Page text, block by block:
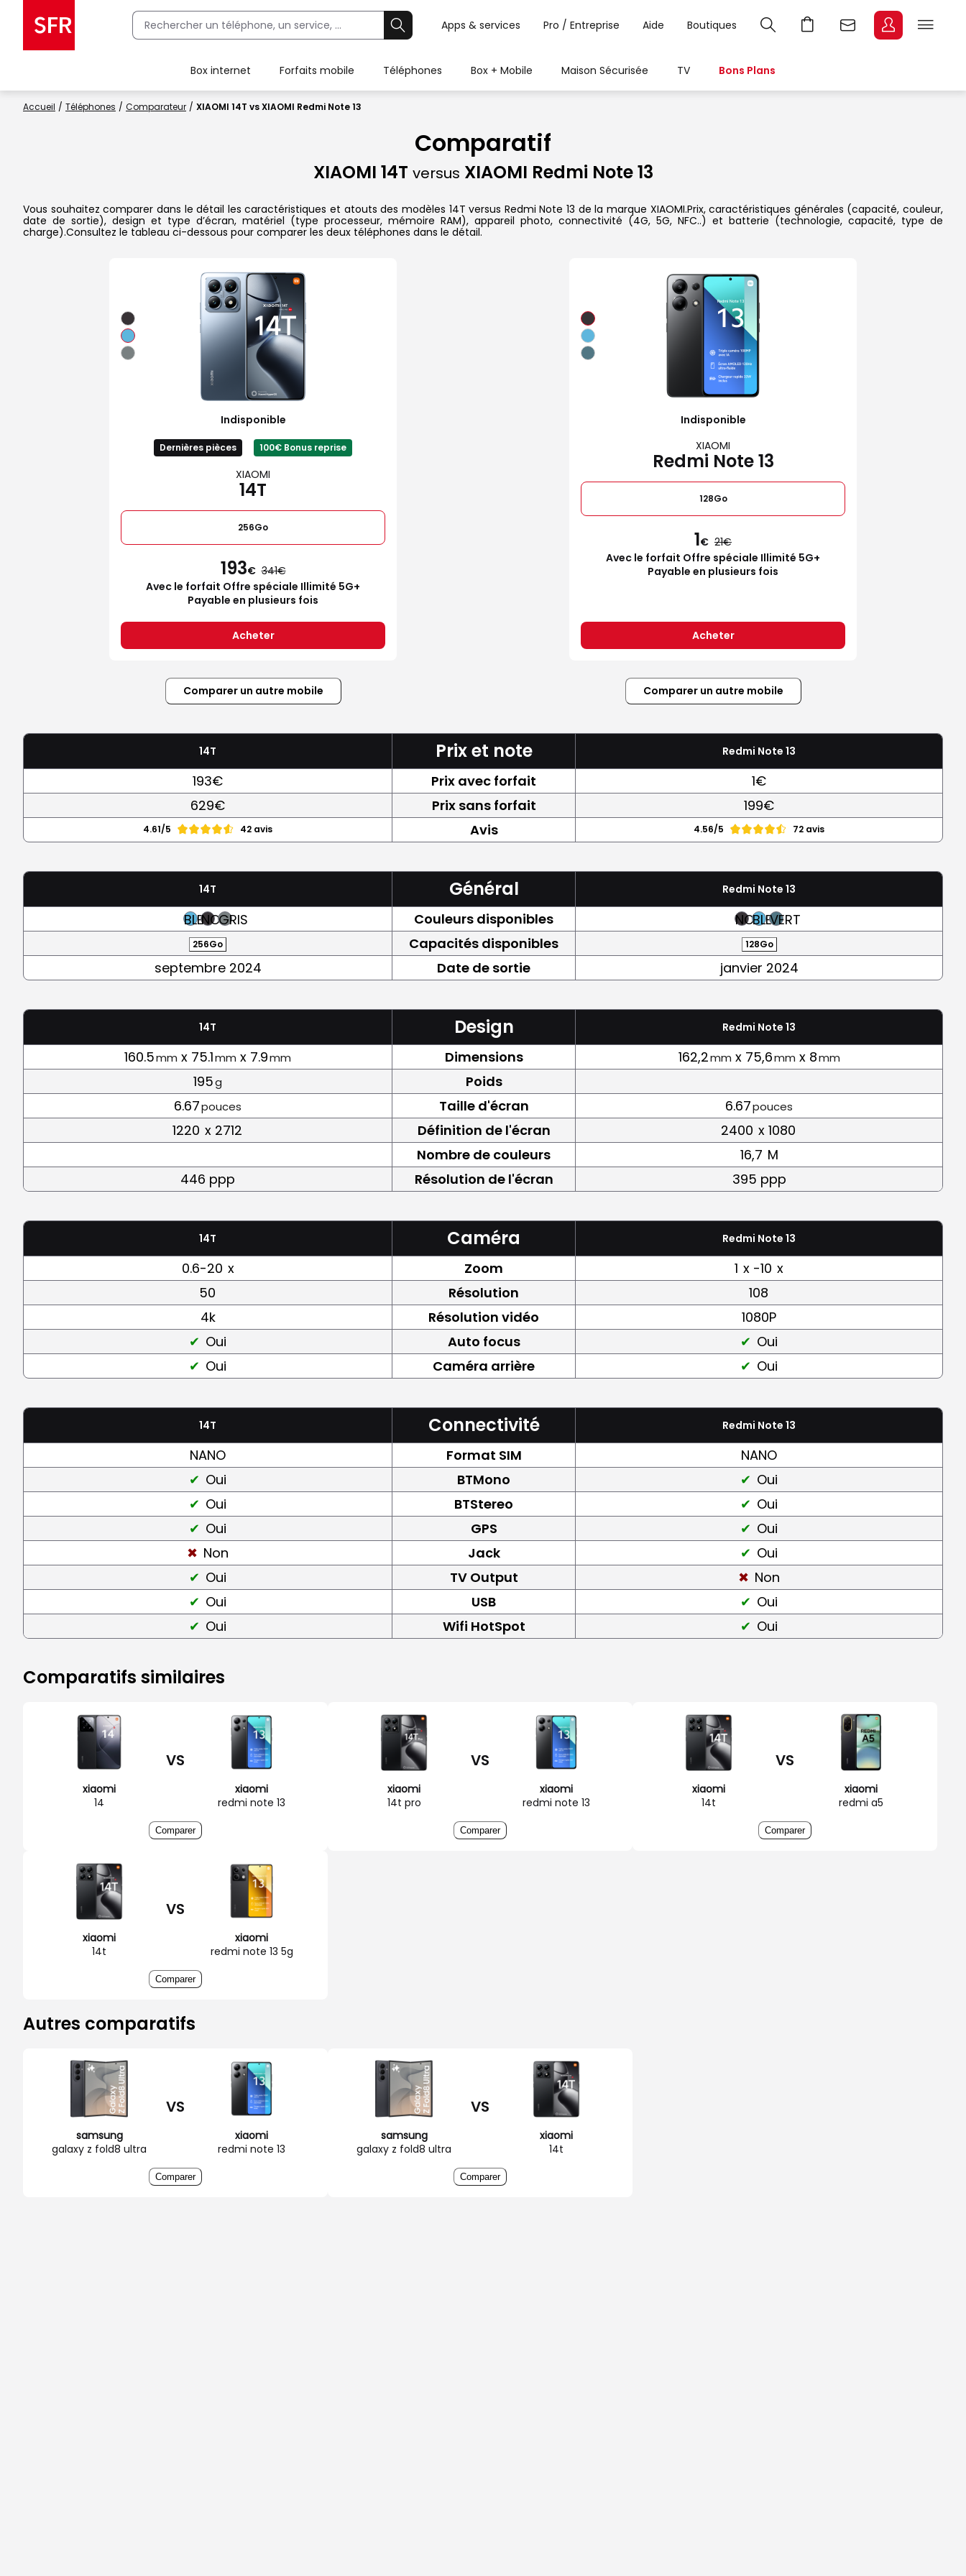
Apps & services Pro / Entreprise Aide Boutiques
Box internet Forfaits mobile Téléphones Box + Mobile Maison Sécurisée TV Bons Plans
Accueil Téléphones Comparateur XIAOMI 14T vs XIAOMI Redmi Note 13
Comparatif
XIAOMI 14T versus XIAOMI Redmi Note 13
Vous souhaitez comparer dans le détail les caractéristiques et atouts des modèles 14T versus Redmi Note 13 de la marque XIAOMI.Prix, caractéristiques générales (capacité, couleur,
date de sortie), design et type d’écran, matériel (type processeur, mémoire RAM), appareil photo, connectivité (4G, 5G, NFC..) et batterie (technologie, capacité, type de
charge).Consultez le tableau ci-dessous pour comparer les deux téléphones dans le détail.
Indisponible
Dernières pièces 100€ Bonus reprise
XIAOMI
14T
256Go
193€ 341
Avec le forfait Offre spéciale Illimité 5G+
Payable en plusieurs fois
Acheter
Indisponible
XIAOMI
Redmi Note 13
128Go
1€ 21
Avec le forfait Offre spéciale Illimité 5G+
Payable en plusieurs fois
Acheter
Comparer un autre mobile Comparer un autre mobile
14T Prix et note Redmi Note 13
193€ Prix avec forfait
1€
629€
Prix sans forfait 199€
4.61/5 42 avis Avis 4.56/5 72 avis
14T Général Redmi Note 13
BLEUNOIRGRIS Couleurs disponibles NOIRBLEUVERT
256Go Capacités disponibles 128Go
septembre 2024 Date de sortie janvier 2024
14T Design Redmi Note 13
160.5mm x 75.1mm x 7.9mm Dimensions 162,2mm x 75,6mm x 8mm
195g
Poids
6.67pouces Taille d'écran 6.67pouces
1220 x 2712 Définition de l'écran 2400 x 1080
Nombre de couleurs
16,7 M
446 ppp
Résolution de l'écran 395 ppp
14T Caméra Redmi Note 13
0.6-20 x Zoom 1 x -10 x
50
Résolution
108
4k
Résolution vidéo
1080P
Oui
Auto focus
Oui
Oui
Caméra arrière Oui
14T Connectivité Redmi Note 13
NANO Format SIM
NANO
Oui
BTMono
Oui
Oui
BTStereo
Oui
Oui
GPS
Oui
Non
Jack
Oui
Oui
TV Output
Non
Oui
USB
Oui
Oui
Wifi HotSpot Oui
Comparatifs similaires
xiaomi
14
VS
xiaomi
redmi note 13
Comparer
xiaomi
14t pro
VS
xiaomi
redmi note 13
Comparer
xiaomi
14t
VS
xiaomi
redmi a5
Comparer
xiaomi
14t
VS
xiaomi
redmi note 13 5g
Comparer
Autres comparatifs
samsung
galaxy z fold8 ultra
VS
xiaomi
redmi note 13
Comparer
samsung
galaxy z fold8 ultra
VS
xiaomi
14t
Comparer